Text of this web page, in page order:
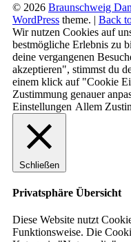
© 2026 Braunschweig
WordPress theme. | Back
Wir nutzen Cookies auf
bestmögliche Erlebnis zu
deine vergangenen
akzeptieren", stimmst du
einem klick auf "Cookie
Zustimmung genauer
Einstellungen Allem
Schließen
Privatsphäre Übersicht
Diese Website nutzt
Funktionsweise. Die